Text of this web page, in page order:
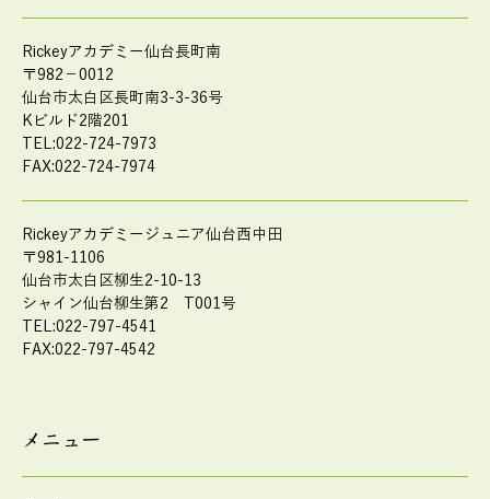
Rickeyアカデミー仙台長町南
〒982－0012
仙台市太白区長町南3-3-36号
Kビルド2階201
TEL:022-724-7973
FAX:022-724-7974
Rickeyアカデミージュニア仙台西中田
〒981-1106
仙台市太白区柳生2-10-13
シャイン仙台柳生第2 T001号
TEL:022-797-4541
FAX:022-797-4542
メニュー